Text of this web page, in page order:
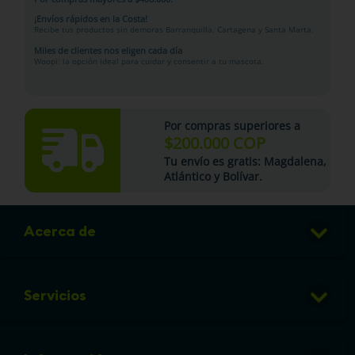
¡Envíos rápidos en la Costa!
Recibe tus productos sin demoras Barranquilla, Cartagena y Santa Marta.
Miles de clientes nos eligen cada día
Woopi: la opción ideal para cuidar y consentir a tu mascota.
Por compras superiores a
$200.000 COP
Tu envío es gratis: Magdalena,
Atlántico y Bolívar.
Acerca de
Club de Puntos
Servicios
Veterinaria